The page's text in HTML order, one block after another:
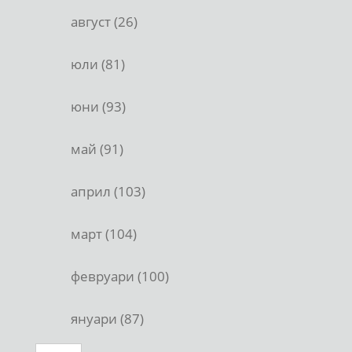
август (26)
юли (81)
юни (93)
май (91)
април (103)
март (104)
февруари (100)
януари (87)